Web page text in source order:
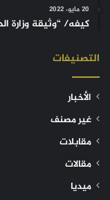
20 مايو، 2022
كيفه/ “وثيقة وزارة
التصنيفات
الأخبار
غير مصنف
مقابلات
مقالات
ميديا